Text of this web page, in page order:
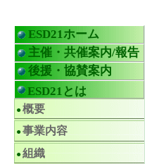
ESD21ホーム
主催・共催案内/報告
後援・協賛案内
ESD21とは
概要
事業内容
組織